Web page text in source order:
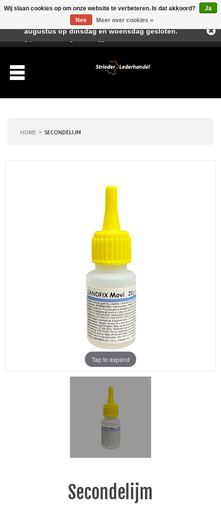
HOME SECONDELIJM
Tap to expand
Secondelijm
Wij slaan cookies op om onze website te verbeteren. Is dat akkoord?
Ja
Nee
Meer over cookies »
Beste klant, I.v.m. de vakantieperiode zijn wij in juli en
augustus op dinsdag en woensdag gesloten.